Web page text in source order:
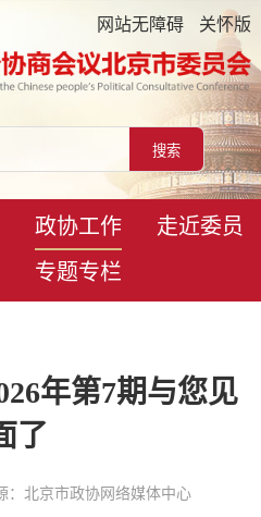
网站无障碍 关怀版
政协工作
走近委员
专题专栏
年第7期与您见
了
：北京市政协网络媒体中心